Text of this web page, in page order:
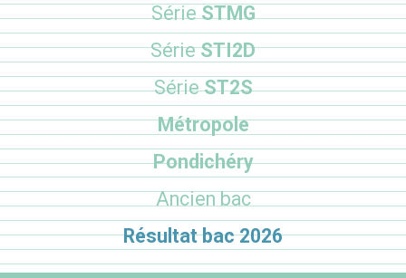
SérieSTMG
SérieSTI2D
SérieST2S
Métropole
Pondichéry
Ancien bac
Résultat bac 2026